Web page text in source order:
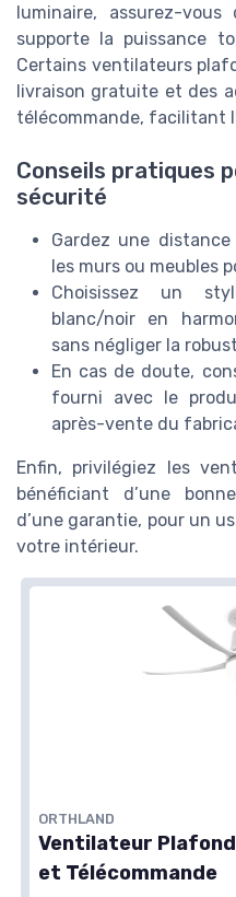
luminaire, assurez-vous
supporte la puissance
Certains ventilateurs
livraison gratuite et des
télécommande, facilitant
Conseils pratiques
sécurité
Gardez une
les murs ou meubles
Choisissez un
blanc/noir en
sans négliger la
En cas de doute,
fourni avec le
après-vente du
Enfin, privilégiez les
bénéficiant d’une
d’une garantie, pour un
votre intérieur.
ORTHLAND
Ventilateur
et Télécommande